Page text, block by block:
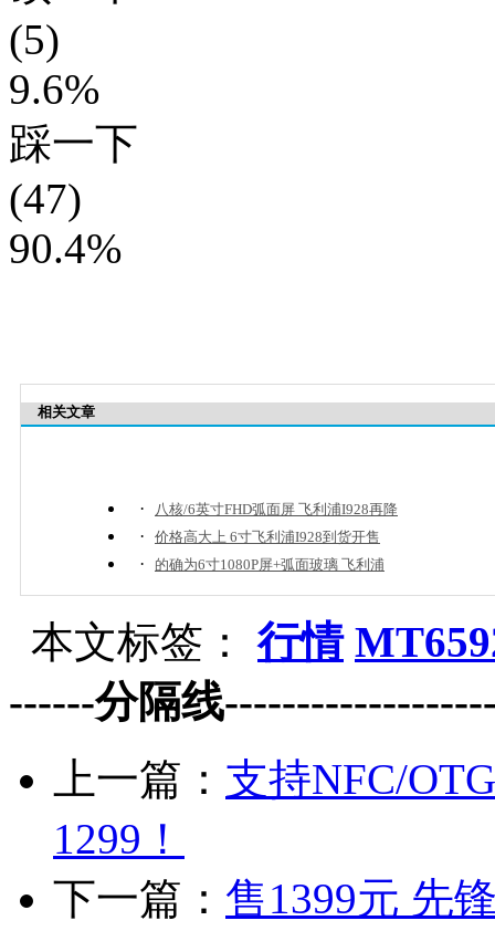
(5)
9.6%
踩一下
(47)
90.4%
相关文章
· 八核/6英寸FHD弧面屏 飞利浦I928再降
· 价格高大上 6寸飞利浦I928到货开售
· 的确为6寸1080P屏+弧面玻璃 飞利浦
本文标签：行情
------分隔线
上一篇： 支持NFC/
1299！
下一篇： 售1399元 先